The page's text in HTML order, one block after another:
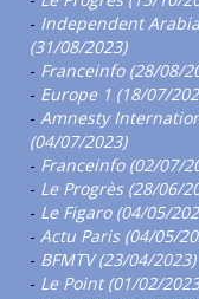
- Independent Arabia
(31/08/2023)
- Franceinfo (28/08/
- Europe 1 (18/07/
- Amnesty
(04/07/2023)
- Franceinfo (02/07/
- Le Progrès (28/06/
- Le Figaro (04/05/
- Actu Paris (04/05/
- BFMTV (23/04/2023)
- Le Point (01/02/